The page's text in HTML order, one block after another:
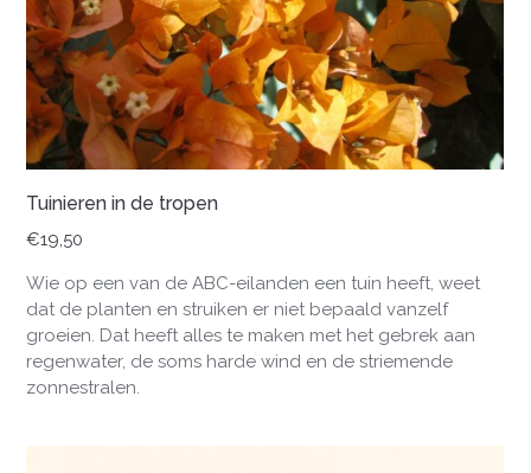
Tuinieren in de tropen
€19,50
Wie op een van de ABC-eilanden een tuin heeft, weet
dat de planten en struiken er niet bepaald vanzelf
groeien. Dat heeft alles te maken met het gebrek aan
regenwater, de soms harde wind en de striemende
zonnestralen.